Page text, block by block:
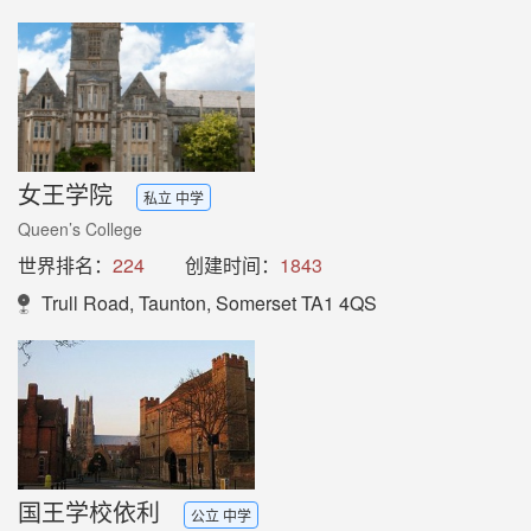
女王学院 私立 中学
Queen’s College
世界排名： 224 创建时间： 1843
Trull Road, Taunton, Somerset TA1 4QS
国王学校依利 公立 中学